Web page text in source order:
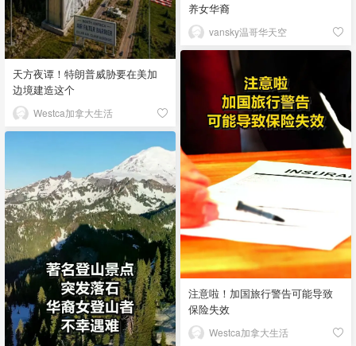
养女华裔
vansky温哥华天空
天方夜谭！特朗普威胁要在美加
边境建造这个
Westca加拿大生活
注意啦！加国旅行警告可能导致
保险失效
Westca加拿大生活